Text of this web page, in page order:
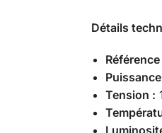
Détails
Référence
Tension :